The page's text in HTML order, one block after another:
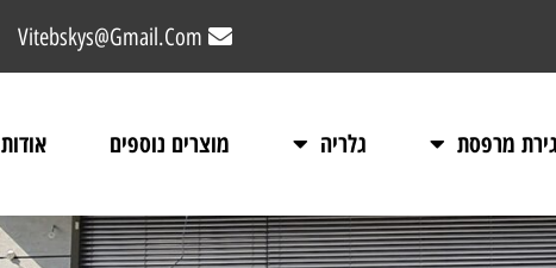
Vitebskys@Gmail.Com
מרפסת גלריה מוצרים נוספים אודות